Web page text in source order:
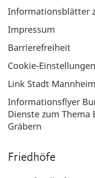
Informationsblätter
Impressum
Barrierefreiheit
Cookie-Einstellungen
Link Stadt Mannheim
Informationsflyer
Dienste zum Thema
Gräbern
Friedhöfe